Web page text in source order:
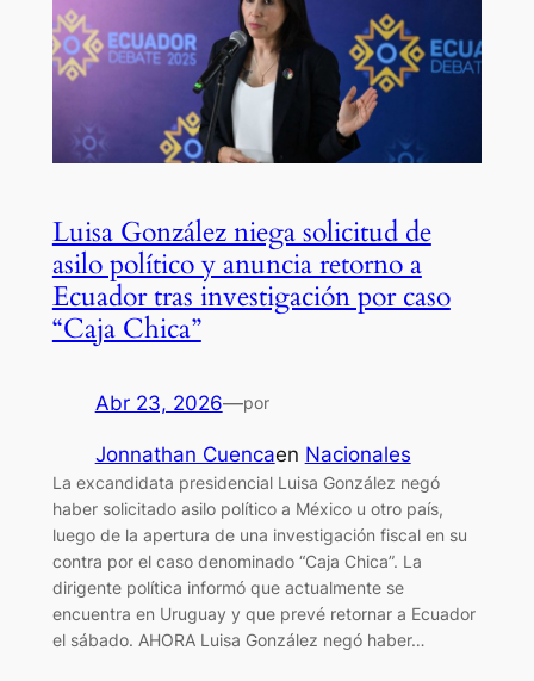
Luisa González niega solicitud de
asilo político y anuncia retorno a
Ecuador tras investigación por caso
“Caja Chica”
Abr 23, 2026—por
Jonnathan Cuencaen Nacionales
La excandidata presidencial Luisa González negó
haber solicitado asilo político a México u otro país,
luego de la apertura de una investigación fiscal en su
contra por el caso denominado “Caja Chica”. La
dirigente política informó que actualmente se
encuentra en Uruguay y que prevé retornar a Ecuador
el sábado. AHORA Luisa González negó haber…